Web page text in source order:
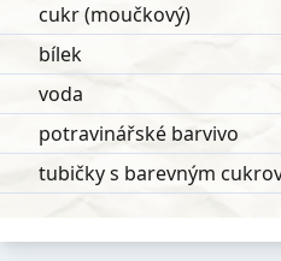
cukr (moučkový)
bílek
voda
potravinářské barvivo
tubičky s barevným